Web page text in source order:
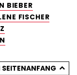
BIEBER
FISCHER
SEITENANFANG